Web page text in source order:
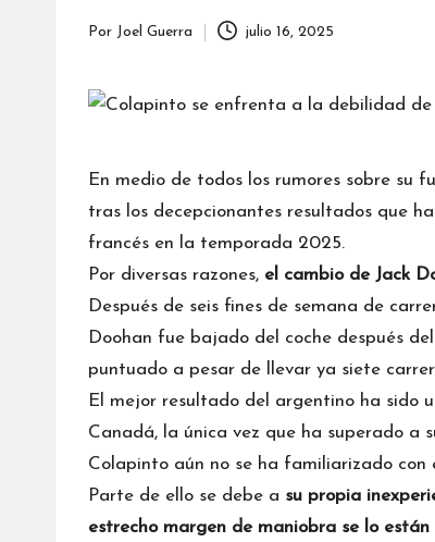
Por Joel Guerra julio 16, 2025
En medio de todos los rumores sobre su
tras los decepcionantes resultados que
francés en la temporada 2025.
Por diversas razones, el cambio de Jack
Después de seis fines de semana de
Doohan fue bajado del coche después
puntuado a pesar de llevar ya siete
El mejor resultado del argentino ha sido
Canadá, la única vez que ha superado a
Colapinto aún no se ha familiarizado
Parte de ello se debe a su propia
estrecho margen de maniobra se lo